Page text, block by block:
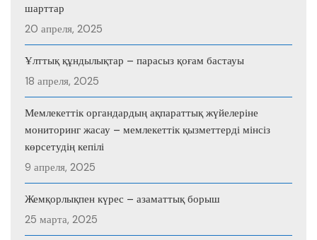
шарттар
20 апреля, 2025
Ұлттық құндылықтар – парасыз қоғам бастауы
18 апреля, 2025
Мемлекеттік органдардың ақпараттық жүйелеріне
мониторинг жасау – мемлекеттік қызметтерді мінсіз
көрсетудің кепілі
9 апреля, 2025
Жемқорлықпен күрес – азаматтық борыш
25 марта, 2025